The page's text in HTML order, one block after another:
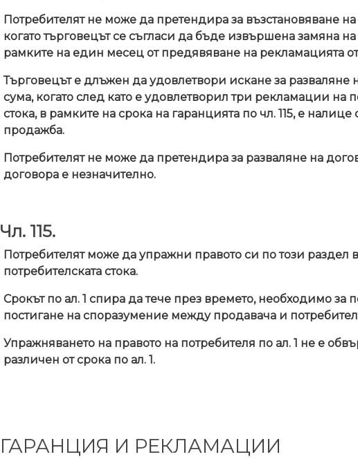
Потребителят не може да претендира за възстановяване
когато търговецът се съгласи да бъде извършена замяна
рамките на един месец от предявяване на рекламацията
Търговецът е длъжен да удовлетвори искане за разваляне
сума, когато след като е удовлетворил три рекламации
стока, в рамките на срока на гаранцията по чл. 115, е
продажба.
Потребителят не може да претендира за разваляне на
договора е незначително.
Чл. 115.
Потребителят може да упражни правото си по този раздел
потребителската стока.
Срокът по ал. 1 спира да тече през времето, необходимо за
постигане на споразумение между продавача и
Упражняването на правото на потребителя по ал. 1 не е
различен от срока по ал. 1.
ГАРАНЦИЯ И РЕКЛАМАЦИИ